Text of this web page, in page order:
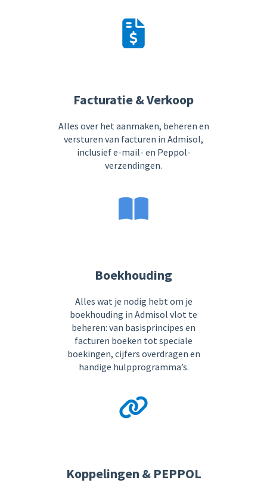
Facturatie & Verkoop
Alles over het aanmaken, beheren en
versturen van facturen in Admisol,
inclusief e-mail- en Peppol-
verzendingen.
Boekhouding
Alles wat je nodig hebt om je
boekhouding in Admisol vlot te
beheren: van basisprincipes en
facturen boeken tot speciale
boekingen, cijfers overdragen en
handige hulpprogramma’s.
Koppelingen & PEPPOL